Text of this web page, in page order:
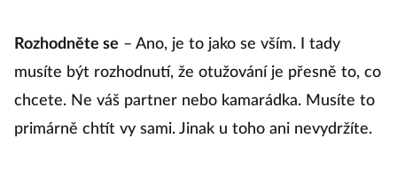
Rozhodněte se – Ano, je to jako se vším. I tady
musíte být rozhodnutí, že otužování je přesně to, co
chcete. Ne váš partner nebo kamarádka. Musíte to
primárně chtít vy sami. Jinak u toho ani nevydržíte.